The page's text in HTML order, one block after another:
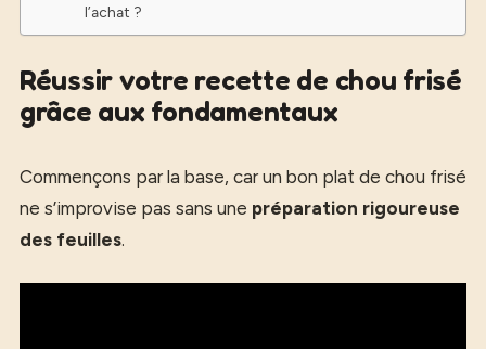
l’achat ?
Réussir votre recette de chou frisé
grâce aux fondamentaux
Commençons par la base, car un bon plat de chou frisé
ne s’improvise pas sans une préparation rigoureuse
des feuilles.